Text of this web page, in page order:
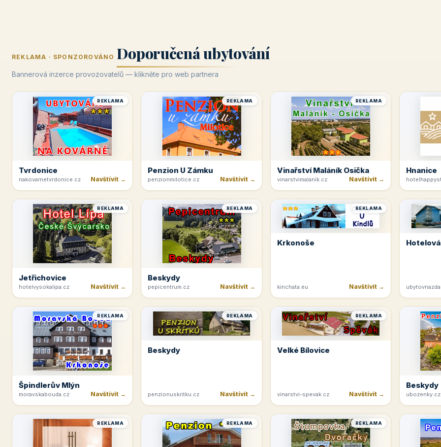
REKLAMA · SPONZOROVÁNO Doporučená ubytování
Bannerová inzerce provozovatelů — klikněte pro web partnera
REKLAMA
Tvrdonice
nakovarnetvrdonice.cz Navštívit →
REKLAMA
Penzion U Zámku
penzionmilotice.cz Navštívit →
REKLAMA
Vinařství Maláník Osička
vinarstvimalanik.cz Navštívit →
Hnanice
REKLAMA
Jetřichovice
hotelvysokalipa.cz Navštívit →
REKLAMA
Beskydy
pepicentrum.cz Navštívit →
REKLAMA
Krkonoše
kinchata.eu Navštívit →
REKLAMA
Špindlerův Mlýn
moravskabouda.cz Navštívit →
REKLAMA
Beskydy
penzionuskritku.cz Navštívit →
REKLAMA
Velké Bílovice
vinarstvi-spevak.cz Navštívit →
Beskydy
ubozenky.cz
REKLAMA REKLAMA REKLAMA